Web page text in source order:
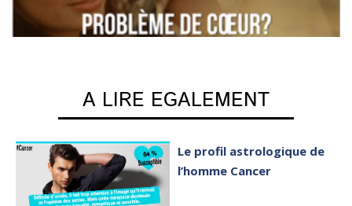
A LIRE EGALEMENT
Le profil astrologique de
l’homme Cancer